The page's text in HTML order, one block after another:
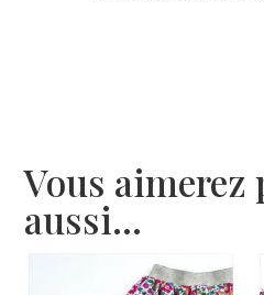
Vous aimerez
aussi…